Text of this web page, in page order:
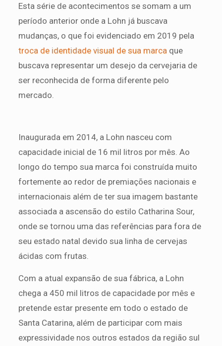
Esta série de acontecimentos se somam a um
período anterior onde a Lohn já buscava
mudanças, o que foi evidenciado em 2019 pela
troca de identidade visual de sua marca que
buscava representar um desejo da cervejaria de
ser reconhecida de forma diferente pelo
mercado.
Inaugurada em 2014, a Lohn nasceu com
capacidade inicial de 16 mil litros por mês. Ao
longo do tempo sua marca foi construída muito
fortemente ao redor de premiações nacionais e
internacionais além de ter sua imagem bastante
associada a ascensão do estilo Catharina Sour,
onde se tornou uma das referências para fora de
seu estado natal devido sua linha de cervejas
ácidas com frutas.
Com a atual expansão de sua fábrica, a Lohn
chega a 450 mil litros de capacidade por mês e
pretende estar presente em todo o estado de
Santa Catarina, além de participar com mais
expressividade nos outros estados da região sul